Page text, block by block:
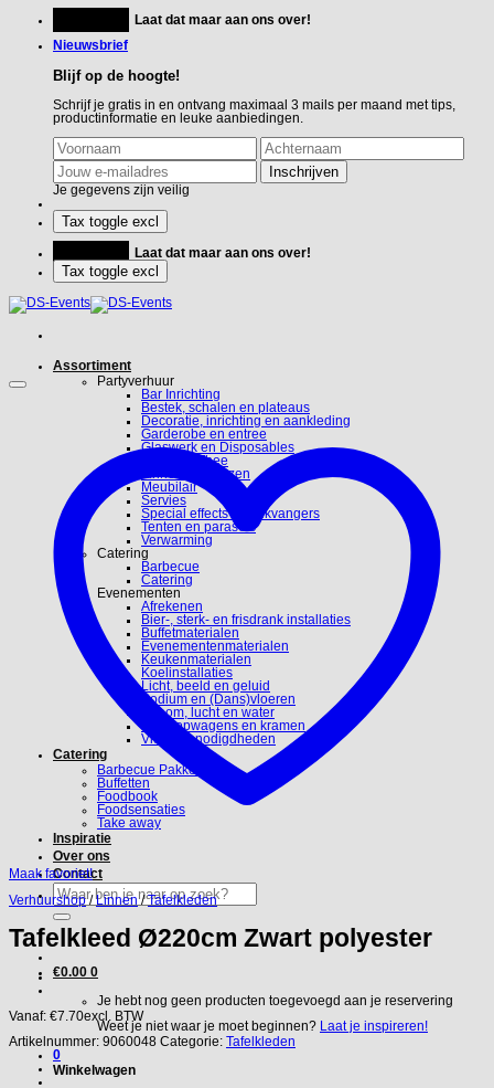
inhoud
Laat dat maar aan ons over!
Nieuwsbrief
Blijf op de hoogte!
Schrijf je gratis in en ontvang maximaal 3 mails per maand met tips,
productinformatie en leuke aanbiedingen.
Je gegevens zijn veilig
Laat dat maar aan ons over!
Assortiment
Partyverhuur
Bar Inrichting
Bestek, schalen en plateaus
Decoratie, inrichting en aankleding
Garderobe en entree
Glaswerk en Disposables
Koffie en Thee
Linnen en hoezen
Meubilair
Servies
Special effects en blikvangers
Tenten en parasols
Verwarming
Catering
Barbecue
Catering
Evenementen
Afrekenen
Bier-, sterk- en frisdrank installaties
Buffetmaterialen
Evenementenmaterialen
Keukenmaterialen
Koelinstallaties
Licht, beeld en geluid
Podium en (Dans)vloeren
Stroom, lucht en water
Verkoopwagens en kramen
Video benodigdheden
Catering
Barbecue Pakketten
Buffetten
Foodbook
Foodsensaties
Take away
Inspiratie
Over ons
Contact
Zoeken
naar:
€0.00 0
Je hebt nog geen producten toegevoegd aan je reservering
Weet je niet waar je moet beginnen?
Laat je inspireren!
0
Winkelwagen
Maak favoriet!
Verhuurshop / Linnen / Tafelkleden
Tafelkleed Ø220cm Zwart polyester
Vanaf: €7.70excl. BTW
Artikelnummer: 9060048 Categorie: Tafelkleden